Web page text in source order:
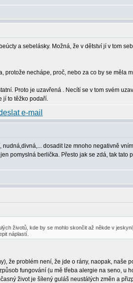
a sebelásky. Možná, že v dětství jí v tom
protože nechápe, proč, nebo za co by se měla
Proto je uzavřená . Necítí se v tom svém
jí to těžko podaří.
nudná,divná,... dosadit lze mnoho negativně
pomyslná berlička. Přesto jak se zdá, tak
životů, kde by se mohlo skončit až někde v
náplastí.
že problém není, že jde o rány, naopak, naše
fungování (u mě třeba alergie na seno, u
život je šílený guláš neustálých změn a